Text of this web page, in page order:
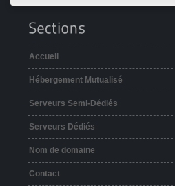
Accueil
Hébergement Mutualisé
Serveurs Semi-Dédiés
Serveurs Dédiés
Nom de domaine
Contact